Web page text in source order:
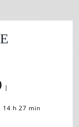
15
septembre
|
14 h 27 min